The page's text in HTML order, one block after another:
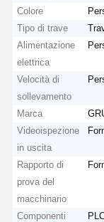
Colore
Tipo di trave
Alimentazione
elettrica
Velocità di
sollevamento
Marca
Videoispezione
in uscita
Rapporto di
prova del
macchinario
Componenti